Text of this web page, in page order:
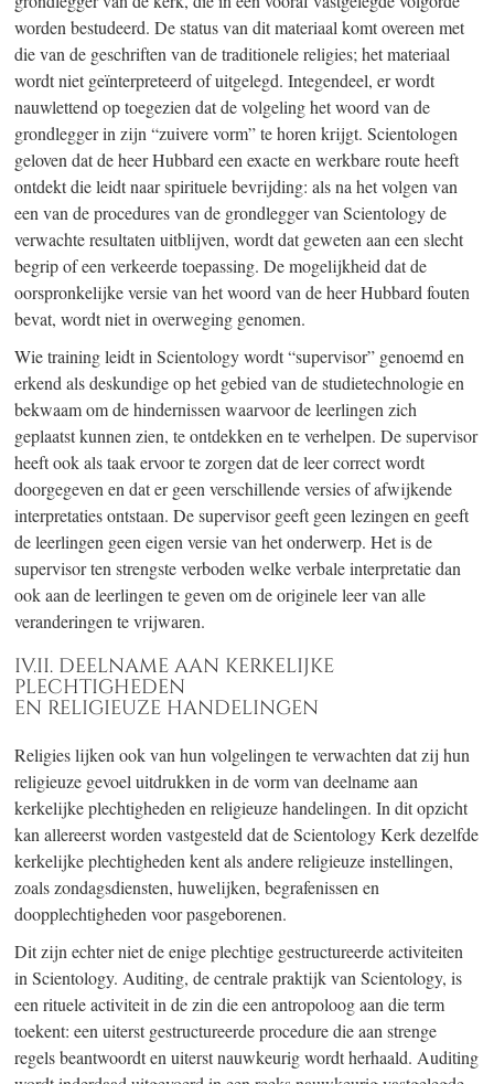
worden bestudeerd. De status van dit materiaal komt overeen met
die van de geschriften van de traditionele religies; het materiaal
wordt niet geïnterpreteerd of uitgelegd. Integendeel, er wordt
nauwlettend op toegezien dat de volgeling het woord van de
grondlegger in zijn “zuivere vorm” te horen krijgt. Scientologen
geloven dat de heer Hubbard een exacte en werkbare route heeft
ontdekt die leidt naar spirituele bevrijding: als na het volgen van
een van de procedures van de grondlegger van Scientology de
verwachte resultaten uitblijven, wordt dat geweten aan een slecht
begrip of een verkeerde toepassing. De mogelijkheid dat de
oorspronkelijke versie van het woord van de heer Hubbard fouten
bevat, wordt niet in overweging genomen.
Wie training leidt in Scientology wordt “supervisor” genoemd en
erkend als deskundige op het gebied van de studietechnologie en
bekwaam om de hindernissen waarvoor de leerlingen zich
geplaatst kunnen zien, te ontdekken en te verhelpen. De supervisor
heeft ook als taak ervoor te zorgen dat de leer correct wordt
doorgegeven en dat er geen verschillende versies of afwijkende
interpretaties ontstaan. De supervisor geeft geen lezingen en geeft
de leerlingen geen eigen versie van het onderwerp. Het is de
supervisor ten strengste verboden welke verbale interpretatie dan
ook aan de leerlingen te geven om de originele leer van alle
veranderingen te vrijwaren.
IV.II. DEELNAME AAN KERKELIJKE
PLECHTIGHEDEN
EN RELIGIEUZE HANDELINGEN
Religies lijken ook van hun volgelingen te verwachten dat zij hun
religieuze gevoel uitdrukken in de vorm van deelname aan
kerkelijke plechtigheden en religieuze handelingen. In dit opzicht
kan allereerst worden vastgesteld dat de Scientology Kerk dezelfde
kerkelijke plechtigheden kent als andere religieuze instellingen,
zoals zondagsdiensten, huwelijken, begrafenissen en
doopplechtigheden voor pasgeborenen.
Dit zijn echter niet de enige plechtige gestructureerde activiteiten
in Scientology. Auditing, de centrale praktijk van Scientology, is
een rituele activiteit in de zin die een antropoloog aan die term
toekent: een uiterst gestructureerde procedure die aan strenge
regels beantwoordt en uiterst nauwkeurig wordt herhaald. Auditing